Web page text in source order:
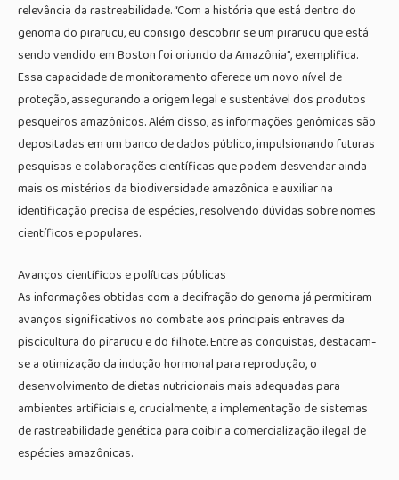
relevância da rastreabilidade. “Com a história que está dentro do
genoma do pirarucu, eu consigo descobrir se um pirarucu que está
sendo vendido em Boston foi oriundo da Amazônia”, exemplifica.
Essa capacidade de monitoramento oferece um novo nível de
proteção, assegurando a origem legal e sustentável dos produtos
pesqueiros amazônicos. Além disso, as informações genômicas são
depositadas em um banco de dados público, impulsionando futuras
pesquisas e colaborações científicas que podem desvendar ainda
mais os mistérios da biodiversidade amazônica e auxiliar na
identificação precisa de espécies, resolvendo dúvidas sobre nomes
científicos e populares.
Avanços científicos e políticas públicas
As informações obtidas com a decifração do genoma já permitiram
avanços significativos no combate aos principais entraves da
piscicultura do pirarucu e do filhote. Entre as conquistas, destacam-
se a otimização da indução hormonal para reprodução, o
desenvolvimento de dietas nutricionais mais adequadas para
ambientes artificiais e, crucialmente, a implementação de sistemas
de rastreabilidade genética para coibir a comercialização ilegal de
espécies amazônicas.